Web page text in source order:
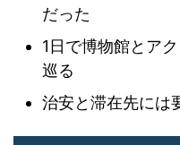
だった
1日で博物館とア
巡る
治安と滞在先には